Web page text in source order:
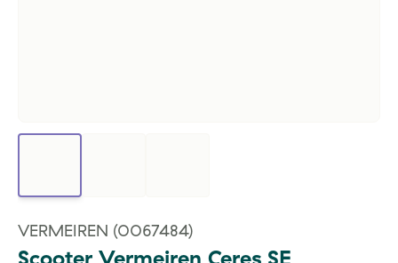
VERMEIREN (0067484)
Scooter Vermeiren Ceres SE